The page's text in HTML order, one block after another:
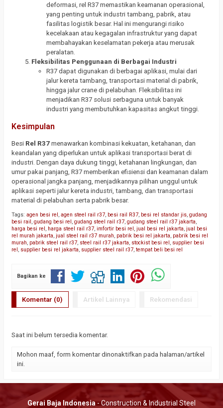
deformasi, rel R37 memastikan keamanan operasional,
yang penting untuk industri tambang, pabrik, atau
fasilitas logistik besar. Hal ini mengurangi risiko
kecelakaan atau kegagalan infrastruktur yang dapat
membahayakan keselamatan pekerja atau merusak
peralatan.
Fleksibilitas Penggunaan di Berbagai Industri
R37 dapat digunakan di berbagai aplikasi, mulai dari
jalur kereta tambang, transportasi material di pabrik,
hingga jalur crane di pelabuhan. Fleksibilitas ini
menjadikan R37 solusi serbaguna untuk banyak
industri yang membutuhkan kapasitas angkut tinggi.
Kesimpulan
Besi Rel R37 menawarkan kombinasi kekuatan, ketahanan, dan
keandalan yang diperlukan untuk aplikasi transportasi berat di
industri. Dengan daya dukung tinggi, ketahanan lingkungan, dan
umur pakai panjang, R37 memberikan efisiensi dan keamanan dalam
operasional jangka panjang, menjadikannya pilihan unggul untuk
aplikasi seperti jalur kereta industri, tambang, dan transportasi
material di pelabuhan serta pabrik besar.
Tags: agen besi rel , agen steel rail r37, besi rail R37, besi rel standar jis, gudang
besi rail , gudang besi rel , gudang steel rail r37, gudang steel rail r37 jakarta,
harga besi rel , harga steel rail r37, imfortir besi rel , jual besi rel jakarta, jual besi
rel murah jakarta, jual steel rail r37 murah, pabrik besi rel jakarta, pabrik besi rel
murah, pabrik steel rail r37, steel rail r37 jakarta, stockist besi rel , supplier besi
rel , supplier besi rel jakarta, supplier steel rail r37, tempat beli besi rel
Bagikan ke
Komentar (0) Artikel Lainnya Rekomendasi
Saat ini belum tersedia komentar.
Mohon maaf, form komentar dinonaktifkan pada halaman/artikel
ini.
Gerai Baja Indonesia- Construction & Industrial Steel